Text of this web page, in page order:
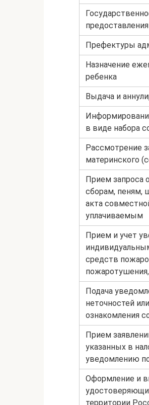
Префектуры
Назначение
ребенка
Выдача и
в виде набора
Рассмотрение
материнского
Прием запроса
сборам, пеням,
акта
уплачиваемым
Прием и учет
средств
Подача
неточностей
ознакомления
Прием
указанных в
уведомлению
Оформление и
территории